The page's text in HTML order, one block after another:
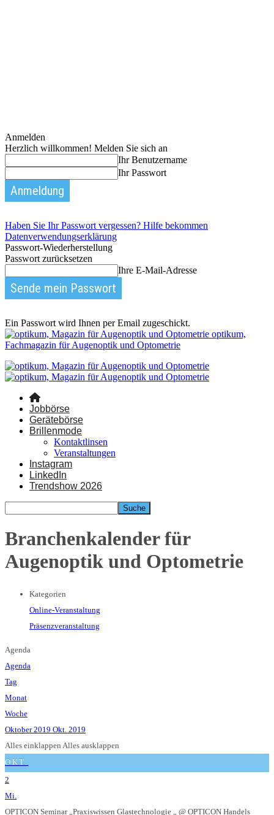
Anmelden
Herzlich willkommen! Melden Sie sich an
Ihr Benutzername
Ihr Passwort
Haben Sie Ihr Passwort vergessen? Hilfe bekommen
Datenverwendungserklärung
Passwort-Wiederherstellung
Passwort zurücksetzen
Ihre E-Mail-Adresse
Ein Passwort wird Ihnen per Email zugeschickt.
optikum,
Fachmagazin für Augenoptik und Optometrie
Jobbörse
Gerätebörse
Brillenmode
Kontaktlinsen
Veranstaltungen
Instagram
LinkedIn
Trendshow 2026
Branchenkalender für
Augenoptik und Optometrie
Kategorien
Online-Veranstaltung
Präsenzveranstaltung
Agenda
Agenda
Tag
Monat
Woche
Oktober 2019 Okt. 2019
Alles einklappen Alles ausklappen
OKT.
2
Mi.
OPTICON Seminar „Praxiswissen Glastechnologie „ @ OPTICON Handels